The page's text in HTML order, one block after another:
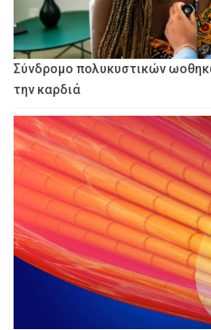
Σύνδρομο πολυκυστικών
την καρδιά